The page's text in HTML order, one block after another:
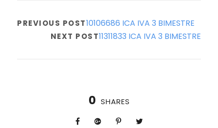
PREVIOUS POST10106686 ICA IVA 3 BIMESTRE
NEXT POST11311833 ICA IVA 3 BIMESTRE
0 SHARES